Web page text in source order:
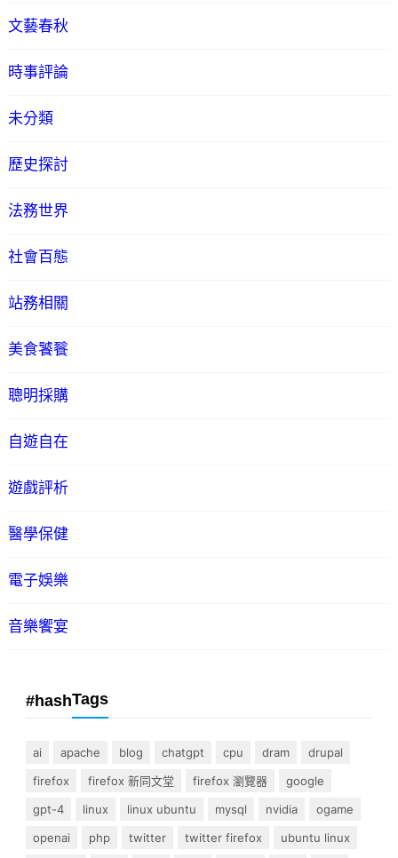
文藝春秋
時事評論
未分類
歷史探討
法務世界
社會百態
站務相關
美食饕餮
聰明採購
自遊自在
遊戲評析
醫學保健
電子娛樂
音樂饗宴
#hashTags
ai apache blog chatgpt cpu dram
drupal
firefox
firefox 新同文堂 firefox 瀏覽器
google
gpt-4
linux linux ubuntu mysql nvidia
ogame
openai
php twitter twitter firefox
ubuntu linux